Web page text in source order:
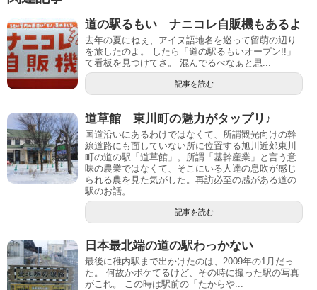
道の駅るもい ナニコレ自販機もあるよ
去年の夏にねぇ、アイヌ語地名を巡って留萌の辺り
を旅したのよ。 したら「道の駅るもいオープン!!」
て看板を見つけてさ。 混んでるべなぁと思...
記事を読む
道草館 東川町の魅力がタップリ♪
国道沿いにあるわけではなくて、所謂観光向けの幹
線道路にも面していない所に位置する旭川近郊東川
町の道の駅「道草館」。所謂「基幹産業」と言う意
味の農業ではなくて、そこにいる人達の息吹が感じ
られる農を見た気がした。再訪必至の感がある道の
駅のお話。
記事を読む
日本最北端の道の駅わっかない
最後に稚内駅まで出かけたのは、2009年の1月だっ
た。 何故かボケてるけど、その時に撮った駅の写真
がこれ。 この時は駅前の「たからや...